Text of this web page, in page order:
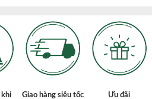
khi
Giao hàng siêu tốc
Ưu đãi